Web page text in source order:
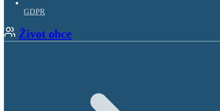
GDPR
Život obce